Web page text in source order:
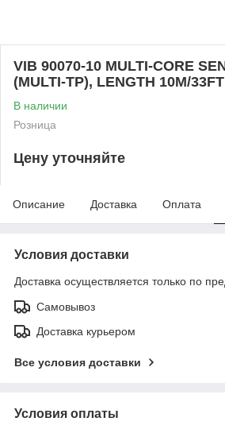
VIB 90070-10 MULTI-CORE
(MULTI-TP), LENGTH 10M/33FT
В наличии
Розница
Цену уточняйте
Описание Доставка Оплата
Условия доставки
Доставка осуществляется только по
Самовывоз
Доставка курьером
Все условия доставки
Условия оплаты